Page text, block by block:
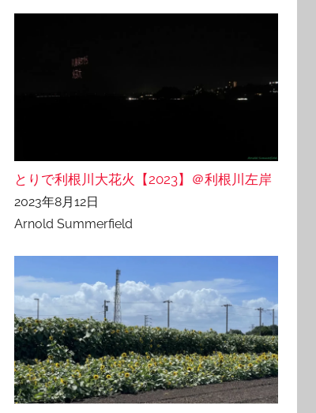
とりで利根川大花火【2023】＠利根川左岸
2023年8月12日
Arnold Summerfield